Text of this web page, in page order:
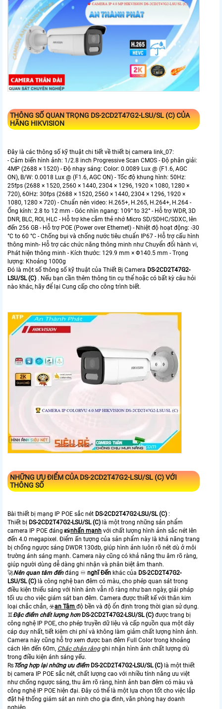
THÔNG SỐ QUAN TRỌNGDS-2CD2T47G2-LSU/SL (C)CỦA
HÃNG HIKVISION
Đây là các thông số kỹ thuật chi tiết về thiết bị camera link_07:
- Cảm biến hình ảnh: 1/2.8 inch Progressive Scan CMOS - Độ phân giải:
4MP (2688 × 1520) - Độ nhạy sáng: Color: 0.0089 Lux @ (F1.6, AGC
ON), B/W: 0.0018 Lux @ (F1.6, AGC ON) - Tốc độ khung hình: 50Hz:
25fps (2688 × 1520, 2560 × 1440, 2304 × 1296, 1920 × 1080, 1280 ×
720), 60Hz: 30fps (2688 × 1520, 2560 × 1440, 2304 × 1296, 1920 ×
1080, 1280 × 720) - Chuẩn nén video: H.265+, H.265, H.264+, H.264 -
Ống kính: 2.8 to 12 mm - Góc nhìn ngang: 109° to 32° - Hỗ trợ WDR, 3D
DNR, BLC, ROI, HLC - Hỗ trợ khe cắm thẻ nhớ Micro SD/SDHC/SDXC, lên
đến 256 GB - Hỗ trợ POE (Power over Ethernet) - Nhiệt độ hoạt động: -30
°C to 60 °C - Chống bụi và chống nước tiêu chuẩn IP67 - Hỗ trợ cấu hình
thông minh- Hỗ trợ các chức năng thông minh như Chuyển đổi hành vi,
Phát hiện thông minh - Kích thước: 129.9 mm × Φ140.5 mm - Trọng
lượng: Khoảng 1000g
Đó là một số thông số kỹ thuật của Thiết Bị Camera DS-2CD2T47G2-
LSU/SL (C) . Nếu bạn cần thêm thông tin cụ thể hoặc có bất kỳ câu hỏi
nào khác, hãy để lại Cung cấp cho công trình biết.
NHỮNG ƯU ĐIỂM CỦADS-2CD2T47G2-LSU/SL (C)VỚI
THÔNG SỐ
Bài thiết bị mạng IP POE sắc nét DS-2CD2T47G2-LSU/SL (C) :
Thiết bị DS-2CD2T47G2-LSU/SL (C) là một trong những sản phẩm
camera IP POE đáng 📸nhấn mạnh với chất lượng hình ảnh sắc nét lên
đến 4.0 megapixel. Điểm ấn tượng của sản phẩm này là khả năng trang
bị chống ngược sáng DWDR 130db, giúp hình ảnh luôn rõ nét dù ở môi
trường ánh sáng mạnh. Camera này cũng có khả năng thu âm rõ ràng,
giúp người dùng dễ dàng ghi nhận và phân biệt âm thanh.
🚀Nên quan tâm đếnđáng ♾ nghĩ Đến khác của DS-2CD2T47G2-
LSU/SL (C) là công nghệ ban đêm có màu, cho phép quan sát trong
điều kiện thiếu sáng với hình ảnh vẫn rõ ràng như ban ngày, giải pháp
tối ưu cho việc giám sát ban đêm. Camera được thiết kế với thân kim
loại chắc chắn, ☣️an Tâm độ bền và độ ổn định trong thời gian sử dụng.
♊Đặc điểm chất lượng hơn DS-2CD2T47G2-LSU/SL (C) được trang bị
công nghệ IP POE, cho phép truyền dữ liệu và cấp nguồn qua một dây
cáp duy nhất, tiết kiệm chi phí và không làm giảm chất lượng hình ảnh.
Camera này cũng hỗ trợ xem được ban đêm Full Color trong khoảng
cách lên đến 60m, Chắc chắn rằngghi nhận hình ảnh chất lượng dù
trong điều kiện ánh sáng yếu.
₨ Tổng hợp lại những ưu điểm DS-2CD2T47G2-LSU/SL (C) là một thiết
bị camera IP POE sắc nét, chất lượng cao với nhiều tính năng ưu việt
như chống ngược sáng, thu âm rõ ràng, hình ảnh ban đêm có màu và
công nghệ IP POE hiện đại. Đây có thể là một lựa chọn tốt cho việc lắp
đặt hệ thống giám sát an ninh cho gia đình, văn phòng hay doanh
nghiệp.